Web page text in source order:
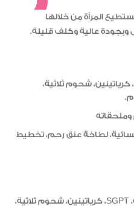
المرأة من خلالها
عالية وكلف قليلة.
تحاليل: سكر، CBC، بولة، SGPT، كرياتينين، شحوم ثلاثية،
لطاخة عنق رحم، تخطيط
التحاليل: سكر، TSH، CBC ، بولة، SGPT، كرياتينين، شحوم ثلاثية،